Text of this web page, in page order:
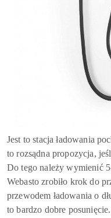
Jest to stacja ładowania
to rozsądna propozycja,
Do tego należy wymienić
Webasto zrobiło krok do
przewodem ładowania o
to bardzo dobre